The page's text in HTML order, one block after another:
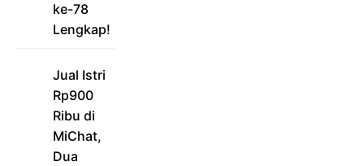
ke-78
Lengkap!
Jual Istri
Rp900
Ribu di
MiChat,
Dua